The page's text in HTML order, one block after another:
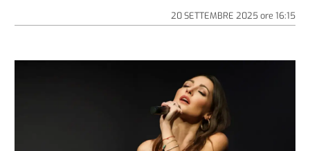
20 SETTEMBRE 2025ore 16:15